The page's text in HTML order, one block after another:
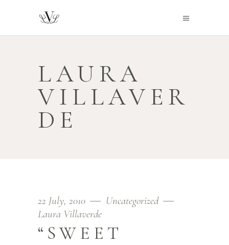
LAURA
VILLAVER
DE
22 July, 2010
Uncategorized
Laura Villaverde
“SWEET